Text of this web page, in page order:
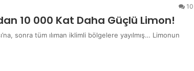
10
10 000 Kat Daha Güçlü Limon!
sonra tüm ılıman iklimli bölgelere yayılmış… Limonun